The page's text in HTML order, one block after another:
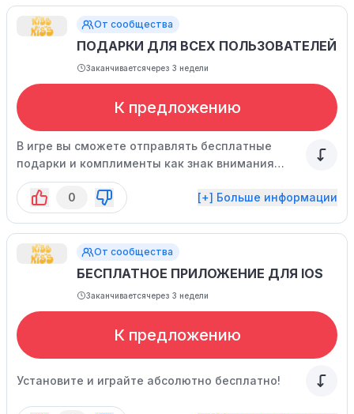
От сообщества
ПОДАРКИ ДЛЯ ВСЕХ ПОЛЬЗОВАТЕЛЕЙ
Заканчиваетсячерез 3 недели
К предложению
В игре вы сможете отправлять бесплатные
подарки и комплименты как знак внимания
другим игрокам.
0
[+] Больше информации
От сообщества
БЕСПЛАТНОЕ ПРИЛОЖЕНИЕ ДЛЯ IOS
Заканчиваетсячерез 3 недели
К предложению
Установите и играйте абсолютно бесплатно!